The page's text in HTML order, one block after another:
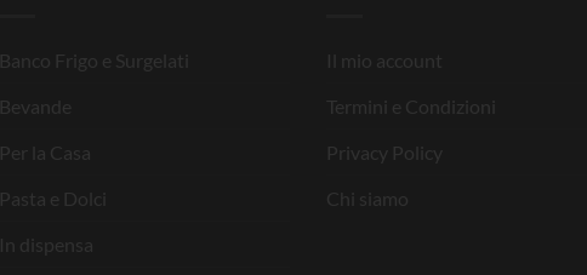
Banco Frigo e Surgelati
Bevande
Per la Casa
Pasta e Dolci
In dispensa
Il mio account
Termini e Condizioni
Privacy Policy
Chi siamo